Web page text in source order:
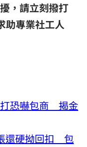
，請立刻撥打
助專業社工人
打恐嚇包商 揭金
還硬拗回扣 包